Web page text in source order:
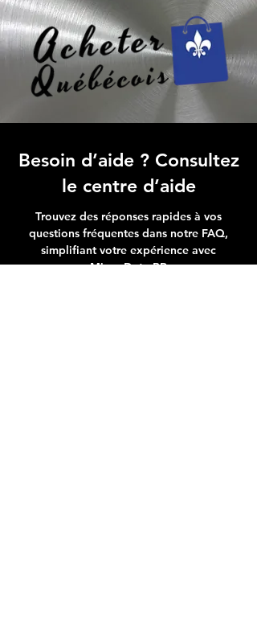
Besoin d’aide ? Consultez
le centre d’aide
Trouvez des réponses rapides à vos
questions fréquentes dans notre FAQ,
simplifiant votre expérience avec
Micro Data BR